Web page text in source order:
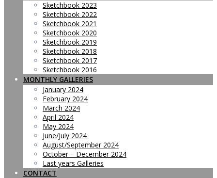
Sketchbook 2023
Sketchbook 2022
Sketchbook 2021
Sketchbook 2020
Sketchbook 2019
Sketchbook 2018
Sketchbook 2017
Sketchbook 2016
MONTHLY GALLERIES
January 2024
February 2024
March 2024
April 2024
May 2024
June/July 2024
August/September 2024
October – December 2024
Last years Galleries
CONTACT